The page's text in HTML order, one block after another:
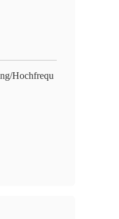
Hochfrequ